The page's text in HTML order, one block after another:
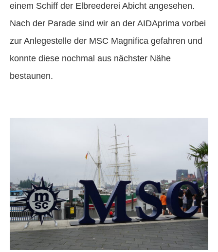
einem Schiff der Elbreederei Abicht angesehen.
Nach der Parade sind wir an der AIDAprima vorbei
zur Anlegestelle der MSC Magnifica gefahren und
konnte diese nochmal aus nächster Nähe
bestaunen.